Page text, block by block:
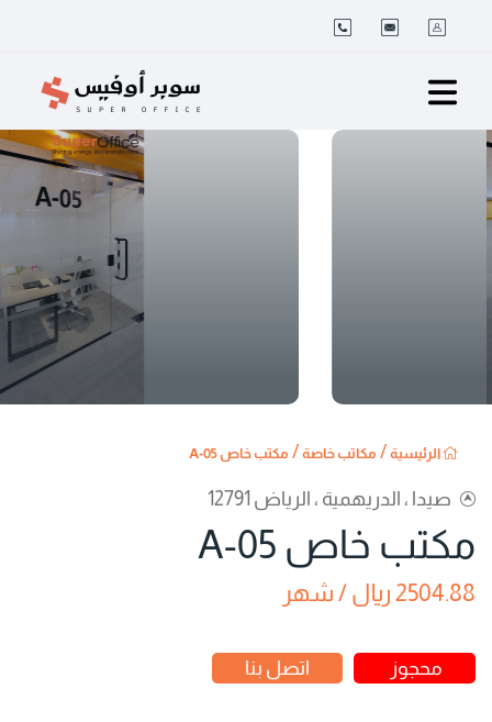
الرئيسية / مكاتب خاصة / مكتب خاص A-05
صيدا ، الدريهمية ، الرياض 12791
مكتب خاص A-05
2504.88 ريال / شهر
محجوز اتصل بنا